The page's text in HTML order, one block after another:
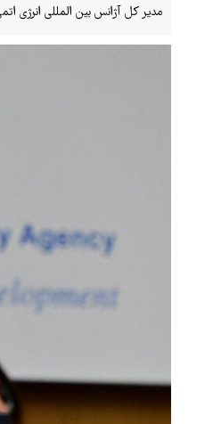
مدیر کل آژانس بین المللی انرژی